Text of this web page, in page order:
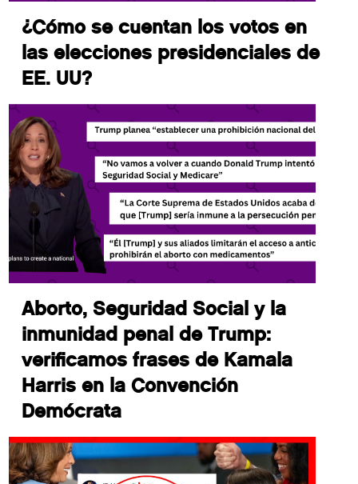
¿Cómo se cuentan los votos en
las elecciones presidenciales de
EE. UU?
Aborto, Seguridad Social y la
inmunidad penal de Trump:
verificamos frases de Kamala
Harris en la Convención
Demócrata